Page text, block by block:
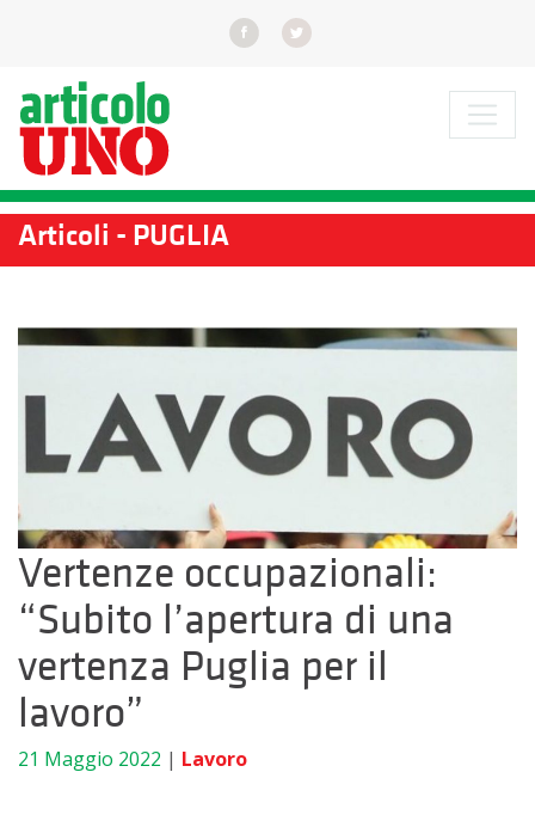
Articoli - PUGLIA
Vertenze occupazionali:
“Subito l’apertura di una
vertenza Puglia per il
lavoro”
21 Maggio 2022 | Lavoro